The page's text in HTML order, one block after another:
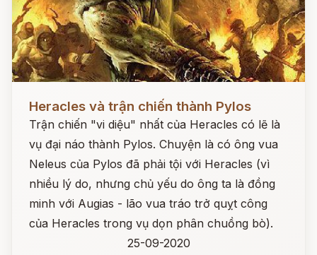
Heracles và trận chiến thành Pylos
Trận chiến "vi diệu" nhất của Heracles có lẽ là
vụ đại náo thành Pylos. Chuyện là có ông vua
Neleus của Pylos đã phải tội với Heracles (vì
nhiều lý do, nhưng chủ yếu do ông ta là đồng
minh với Augias - lão vua tráo trở quỵt công
của Heracles trong vụ dọn phân chuồng bò).
25-09-2020